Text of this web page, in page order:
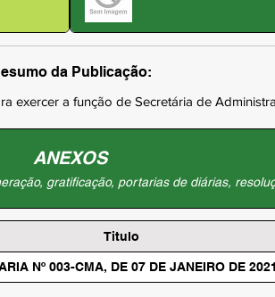
da Publicação:
exercer a função de Secretária de
ANEXOS
gratificação, portarias de diárias,
Titulo
Nº 003-CMA, DE 07 DE JANEIRO DE 2021